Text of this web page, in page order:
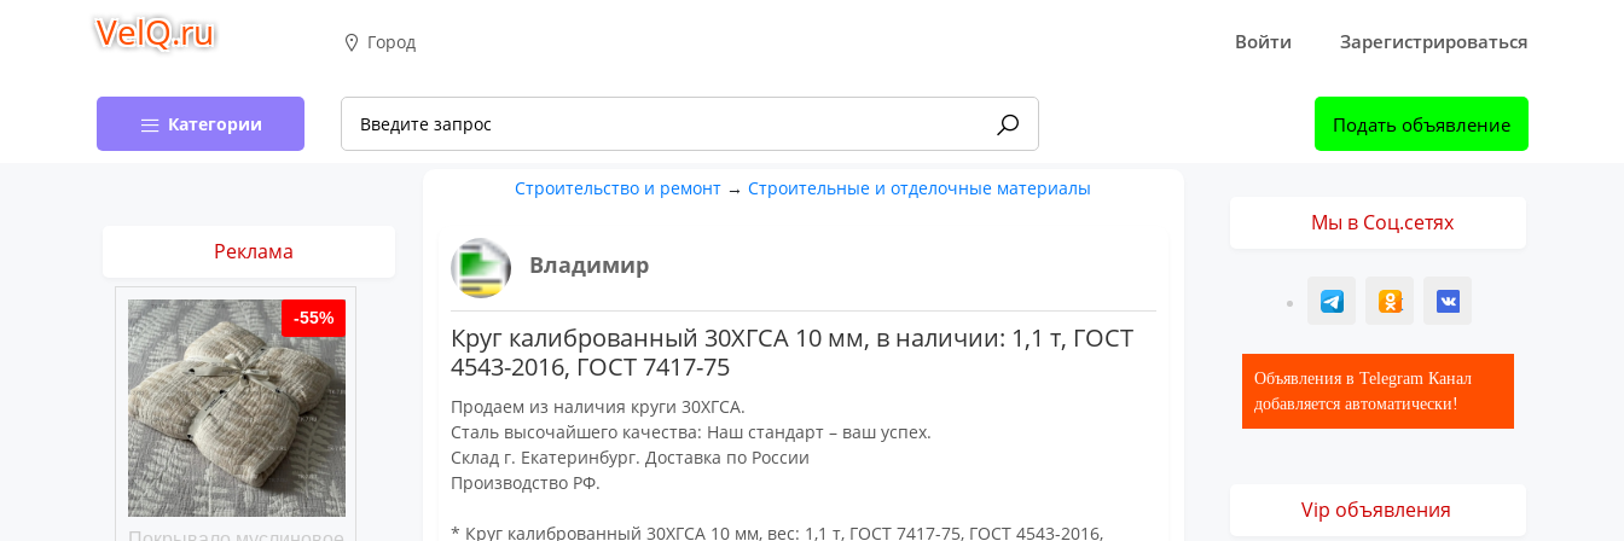
VelQ.ru Город Войти Зарегистрироваться
Категории Подать объявление
Строительство и ремонт →Строительные и отделочные материалы
Владимир
Круг калиброванный 30ХГСА 10 мм, в наличии: 1,1 т, ГОСТ
4543-2016, ГОСТ 7417-75
Продаем из наличия круги 30ХГСА.
Сталь высочайшего качества: Наш стандарт – ваш успех.
Склад г. Екатеринбург. Доставка по России
Производство РФ.
* Круг калиброванный 30ХГСА 10 мм, вес: 1,1 т, ГОСТ 7417-75, ГОСТ 4543-2016,
Реклама
-55% -55%
Мы в Соц.сетях
T ОК ВК
Объявления в Telegram Канал
добавляется автоматически!
Vip объявления